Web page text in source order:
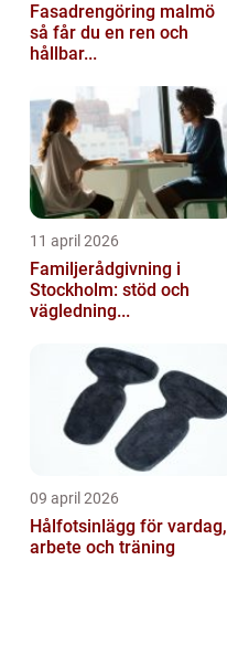
Fasadrengöring malmö
så får du en ren och
hållbar...
11 april 2026
Familjerådgivning i
Stockholm: stöd och
vägledning...
09 april 2026
Hålfotsinlägg för vardag,
arbete och träning